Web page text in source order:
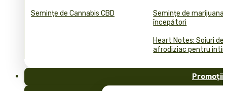
Semințe de Cannabis CBD
Semințe de marijuana
începători
Heart Notes: Soiuri de
afrodiziac pentru
Promoții